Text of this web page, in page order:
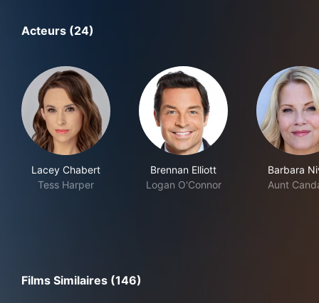
Acteurs (24)
Lacey Chabert
Tess Harper
Brennan Elliott
Logan O'Connor
Barbara
Aunt
Films Similaires (146)